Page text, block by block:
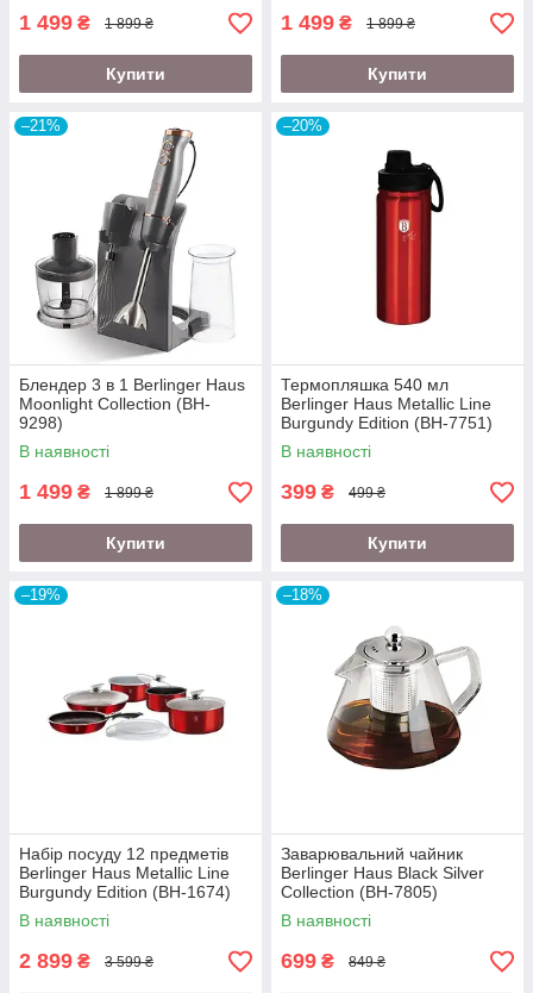
1 499 ₴ 1 899 ₴
Купити
1 499 ₴ 1 899 ₴
Купити
–21%
Блендер 3 в 1 Berlinger Haus
Moonlight Collection (BH-
9298)
В наявності
1 499 ₴ 1 899 ₴
Купити
–20%
Термопляшка 540 мл
Berlinger Haus Metallic Line
Burgundy Edition (BH-7751)
В наявності
399 ₴ 499 ₴
Купити
–19%
Набір посуду 12 предметів
Berlinger Haus Metallic Line
Burgundy Edition (BH-1674)
В наявності
2 899 ₴ 3 599 ₴
–18%
Заварювальний чайник
Berlinger Haus Black Silver
Collection (BH-7805)
В наявності
699 ₴ 849 ₴